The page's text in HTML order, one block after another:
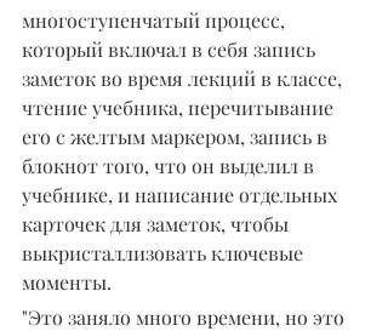
многоступенчатый процесс,
который включал в себя запись
заметок во время лекций в классе,
чтение учебника, перечитывание
его с желтым маркером, запись в
блокнот того, что он выделил в
учебнике, и написание отдельных
карточек для заметок, чтобы
выкристаллизовать ключевые
моменты.
"Это заняло много времени, но это